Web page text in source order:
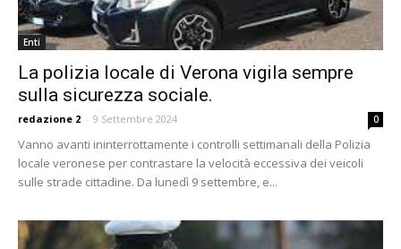
Enti
La polizia locale di Verona vigila sempre
sulla sicurezza sociale.
redazione 2 - 9 Settembre 2024 0
Vanno avanti ininterrottamente i controlli settimanali della Polizia
locale veronese per contrastare la velocità eccessiva dei veicoli
sulle strade cittadine. Da lunedì 9 settembre, e...